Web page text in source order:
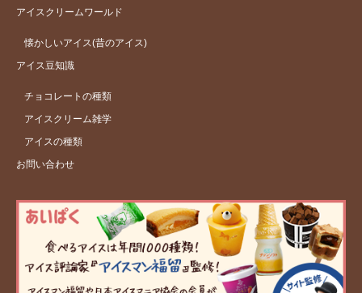
アイスクリームワールド
懐かしいアイス(昔のアイス)
アイス豆知識
チョコレートの種類
アイスクリーム雑学
アイスの種類
お問い合わせ